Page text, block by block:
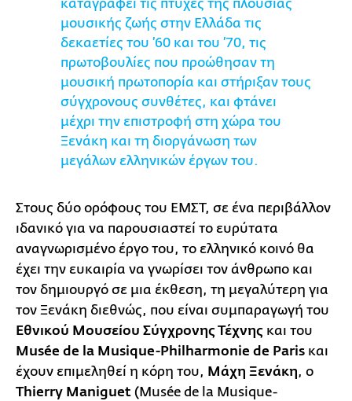
καταγράφει τις πτυχές της πλούσιας
μουσικής ζωής στην Ελλάδα τις
δεκαετίες του ’60 και του ’70, τις
πρωτοβουλίες που προώθησαν τη
μουσική πρωτοπορία και στήριξαν τους
σύγχρονους συνθέτες, και φτάνει
μέχρι την επιστροφή στη χώρα του
Ξενάκη και τη διοργάνωση των
μεγάλων ελληνικών έργων του.
Στους δύο ορόφους του ΕΜΣΤ, σε ένα περιβάλλον
ιδανικό για να παρουσιαστεί το ευρύτατα
αναγνωρισμένο έργο του, το ελληνικό κοινό θα
έχει την ευκαιρία να γνωρίσει τον άνθρωπο και
τον δημιουργό σε μια έκθεση, τη μεγαλύτερη για
τον Ξενάκη διεθνώς, που είναι συμπαραγωγή του
Εθνικού Μουσείου Σύγχρονης Τέχνης και του
Musée de la Musique-Philharmonie de Paris και
έχουν επιμεληθεί η κόρη του, Μάχη Ξενάκη, ο
Thierry Maniguet (Musée de la Musique-